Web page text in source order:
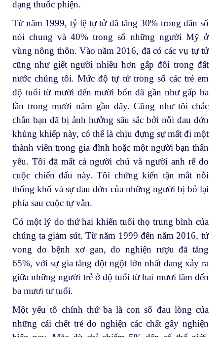
dạng thuốc phiện.
Từ năm 1999, tỷ lệ tự tử đã tăng 30% trong dân số
nói chung và 40% trong số những người Mỹ ở
vùng nông thôn. Vào năm 2016, đã có các vụ tự tử
cũng như giết người nhiều hơn gấp đôi trong đất
nước chúng tôi. Mức độ tự tử trong số các trẻ em
độ tuổi từ mười đến mười bốn đã gần như gấp ba
lần trong mười năm gần đây. Cũng như tôi chắc
chắn bạn đã bị ảnh hưởng sâu sắc bởi nỗi đau đớn
khủng khiếp này, có thể là chịu đựng sự mất đi một
thành viên trong gia đình hoặc một người bạn thân
yêu. Tôi đã mất cả người chú và người anh rể do
cuộc chiến đấu này. Tôi chứng kiến tận mắt nỗi
thống khổ và sự đau đớn của những người bị bỏ lại
phía sau cuộc tự vẫn.
Có một lý do thứ hai khiến tuổi thọ trung bình của
chúng ta giảm sút. Từ năm 1999 đến năm 2016, tử
vong do bệnh xơ gan, do nghiện rượu đã tăng
65%, với sự gia tăng đột ngột lớn nhất đang xảy ra
giữa những người trẻ ở độ tuổi từ hai mươi lăm đến
ba mươi tư tuổi.
Một yếu tố chính thứ ba là con số đau lòng của
những cái chết trẻ do nghiện các chất gây nghiện